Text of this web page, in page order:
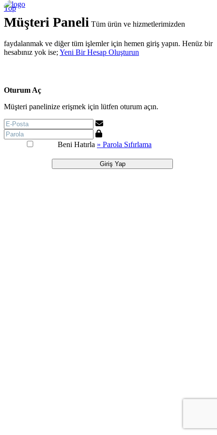
Müşteri Paneli Tüm ürün ve hizmetlerimizden
faydalanmak ve diğer tüm işlemler için hemen giriş yapın. Henüz bir
hesabınız yok ise; Yeni Bir Hesap Oluşturun
Oturum Aç
Müşteri panelinize erişmek için lütfen oturum açın.
Beni Hatırla » Parola Sıfırlama
Giriş Yap
Top